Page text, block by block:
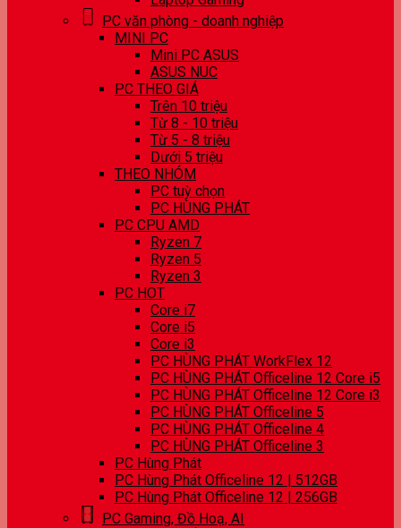
PC văn phòng - doanh nghiệp
MINI PC
Mini PC ASUS
ASUS NUC
PC THEO GIÁ
Trên 10 triệu
Từ 8 - 10 triệu
Từ 5 - 8 triệu
Dưới 5 triệu
THEO NHÓM
PC tuỳ chọn
PC HÙNG PHÁT
PC CPU AMD
Ryzen 7
Ryzen 5
Ryzen 3
PC HOT
Core i7
Core i5
Core i3
PC HÙNG PHÁT WorkFlex 12
PC HÙNG PHÁT Officeline 12 Core i5
PC HÙNG PHÁT Officeline 12 Core i3
PC HÙNG PHÁT Officeline 5
PC HÙNG PHÁT Officeline 4
PC HÙNG PHÁT Officeline 3
PC Hùng Phát
PC Hùng Phát Officeline 12 | 512GB
PC Hùng Phát Officeline 12 | 256GB
PC Gaming, Đồ Hoạ, AI